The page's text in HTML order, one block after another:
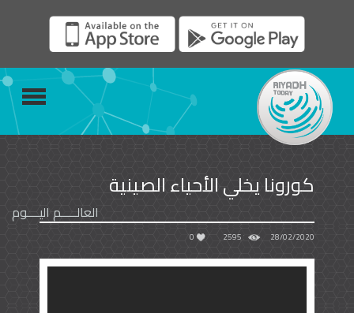
كورونا يخلي الأحياء الصينية
العالـــــم اليــــوم
28/02/2020
2595
0